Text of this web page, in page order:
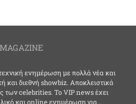
ενημέρωση με πολλά νέα και
και διεθνή showbiz. Αποκλειστικά
των celebrities. Το VIP news έχει
και online ενημέρωση για…